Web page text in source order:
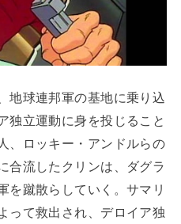
地球連邦軍の基地に乗り込
独立運動に身を投じること
、ロッキー・アンドルらの
合流したクリンは、ダグラ
を蹴散らしていく。サマリ
って救出され、デロイア独